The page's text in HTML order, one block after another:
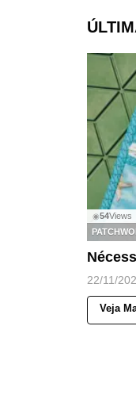
◉54Views
22/11/
Veja